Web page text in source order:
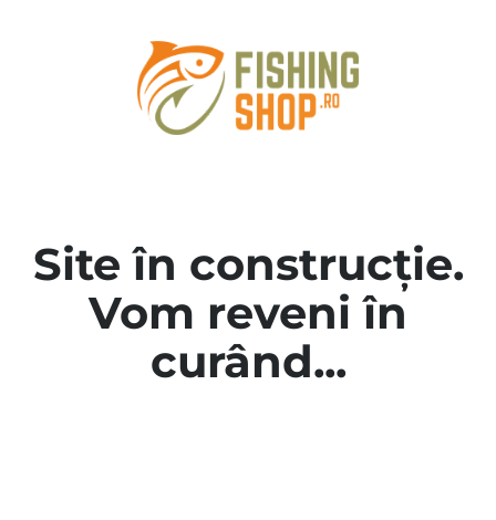
Site în construcție.
Vom reveni în
curând...